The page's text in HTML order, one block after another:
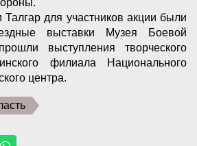
для участников акции были
выставки Музея Боевой
выступления творческого
филиала Национального
центра.